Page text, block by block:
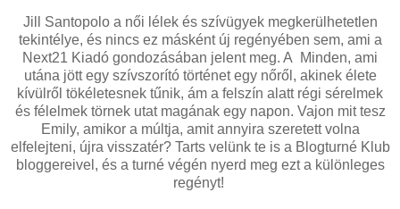
Jill Santopolo a női lélek és szívügyek megkerülhetetlen
tekintélye, és nincs ez másként új regényében sem, ami a
Next21 Kiadó gondozásában jelent meg. A Minden, ami
utána jött egy szívszorító történet egy nőről, akinek élete
kívülről tökéletesnek tűnik, ám a felszín alatt régi sérelmek
és félelmek törnek utat magának egy napon. Vajon mit tesz
Emily, amikor a múltja, amit annyira szeretett volna
elfelejteni, újra visszatér? Tarts velünk te is a Blogturné Klub
bloggereivel, és a turné végén nyerd meg ezt a különleges
regényt!